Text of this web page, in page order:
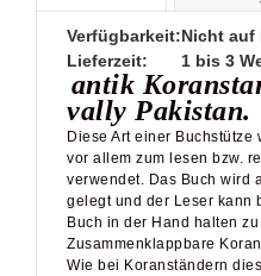
Verfügbarkeit:Nicht auf
Lieferzeit:
1 bis 3
antik
vally Pakistan.
Diese Art einer Buchstütze
vor allem zum lesen bzw.
verwendet. Das Buch wird
gelegt und der Leser kann
Buch in der Hand halten zu
Zusammenklappbare
Wie bei Koranständern